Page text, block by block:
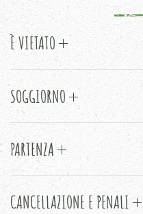
È VIETATO
SOGGIORNO
PARTENZA
CANCELLAZIONE E PENALI